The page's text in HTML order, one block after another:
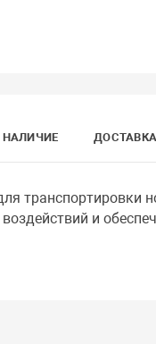
НАЛИЧИЕ ДОСТАВКА
и